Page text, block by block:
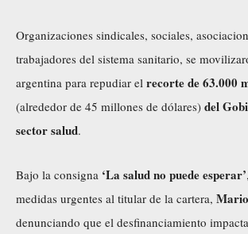
Organizaciones sindicales, sociales,
trabajadores del sistema sanitario, se
argentina para repudiar el recorte de 63.000
(alrededor de 45 millones de dólares) del
sector salud.
Bajo la consigna ‘La salud no puede esperar’
medidas urgentes al titular de la cartera,
denunciando que el desfinanciamiento